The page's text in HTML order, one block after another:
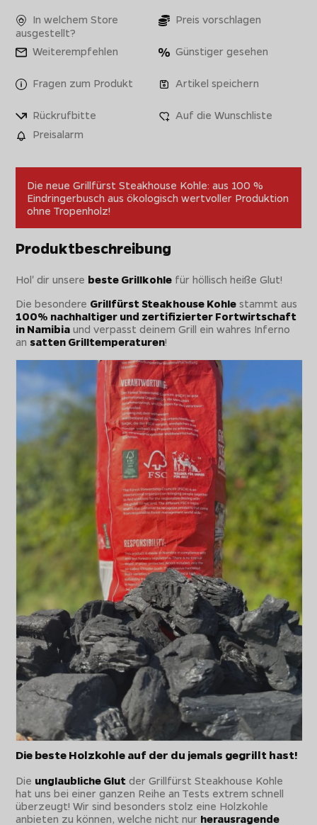
In welchem Store
ausgestellt?
Preis vorschlagen
Weiterempfehlen Günstiger gesehen
Fragen zum Produkt Artikel speichern
Rückrufbitte
Auf die Wunschliste
Preisalarm
Die neue Grillfürst Steakhouse Kohle: aus 100 %
Eindringerbusch aus ökologisch wertvoller Produktion
ohne Tropenholz!
Produktbeschreibung
Hol' dir unsere beste Grillkohle für höllisch heiße Glut!
Die besondere Grillfürst Steakhouse Kohle stammt aus
100% nachhaltiger und zertifizierter Fortwirtschaft
in Namibia und verpasst deinem Grill ein wahres Inferno
an satten Grilltemperaturen!
Die beste Holzkohle auf der du jemals gegrillt hast!
Die unglaubliche Glut der Grillfürst Steakhouse Kohle
hat uns bei einer ganzen Reihe an Tests extrem schnell
überzeugt! Wir sind besonders stolz eine Holzkohle
anbieten zu können, welche nicht nur herausragende